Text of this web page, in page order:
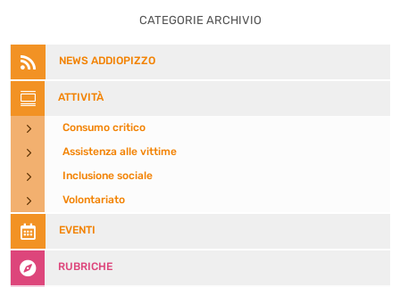
CATEGORIE ARCHIVIO
 NEWS ADDIOPIZZO
 ATTIVITÀ
5 Consumo critico
5 Assistenza alle vittime
5 Inclusione sociale
5 Volontariato
 EVENTI
 RUBRICHE